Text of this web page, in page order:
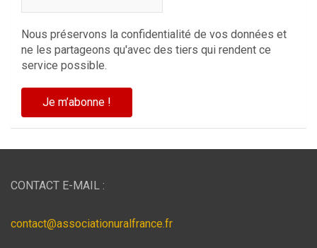
Nous préservons la confidentialité de vos données et
ne les partageons qu'avec des tiers qui rendent ce
service possible.
CONTACT E-MAIL :
contact@associationuralfrance.fr